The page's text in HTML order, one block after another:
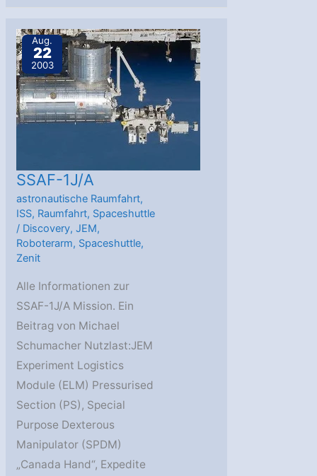
Aug.
22
2003
SSAF-1J/A
astronautische Raumfahrt,
ISS, Raumfahrt, Spaceshuttle
/ Discovery,JEM,
Roboterarm, Spaceshuttle,
Zenit
Alle Informationen zur
SSAF-1J/A Mission. Ein
Beitrag von Michael
Schumacher Nutzlast:JEM
Experiment Logistics
Module (ELM) Pressurised
Section (PS), Special
Purpose Dexterous
Manipulator (SPDM)
„Canada Hand“, Expedite